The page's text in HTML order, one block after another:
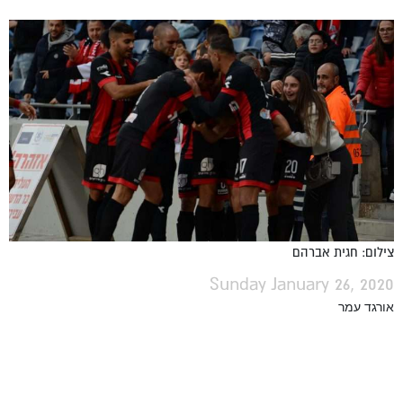
צילום: חגית אברהם
Sunday January 26, 2020
אורגד עמר